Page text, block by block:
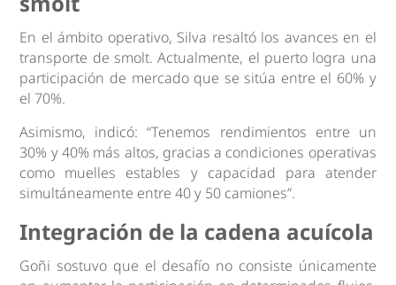
En el ámbito operativo, Silva resaltó los avances en el
transporte de smolt. Actualmente, el puerto logra una
participación de mercado que se sitúa entre el 60% y
el 70%.
Asimismo, indicó: “Tenemos rendimientos entre un
30% y 40% más altos, gracias a condiciones operativas
como muelles estables y capacidad para atender
simultáneamente entre 40 y 50 camiones”.
Integración de la cadena acuícola
Goñi sostuvo que el desafío no consiste únicamente